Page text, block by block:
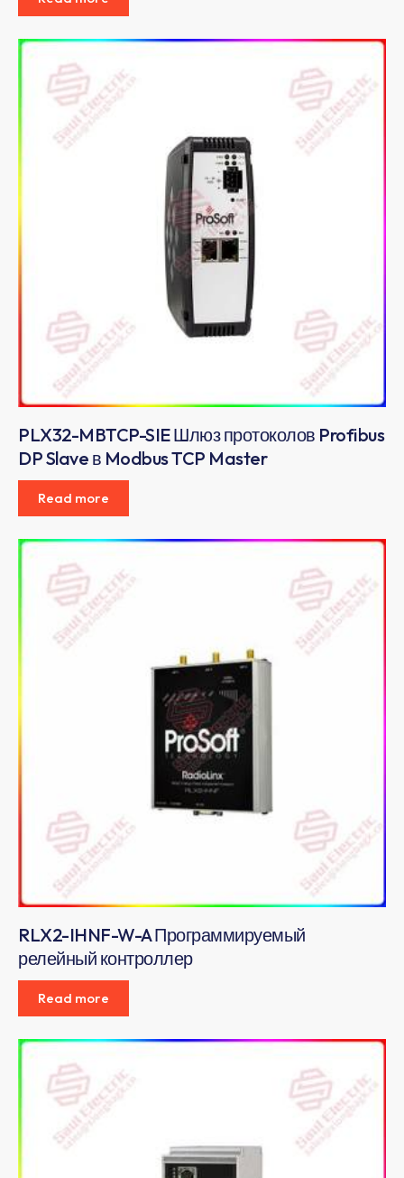
PLX32-MBTCP-SIE Шлюз протоколов Profibus
DP Slave в Modbus TCP Master
Read more
RLX2-IHNF-W-A Программируемый
релейный контроллер
Read more